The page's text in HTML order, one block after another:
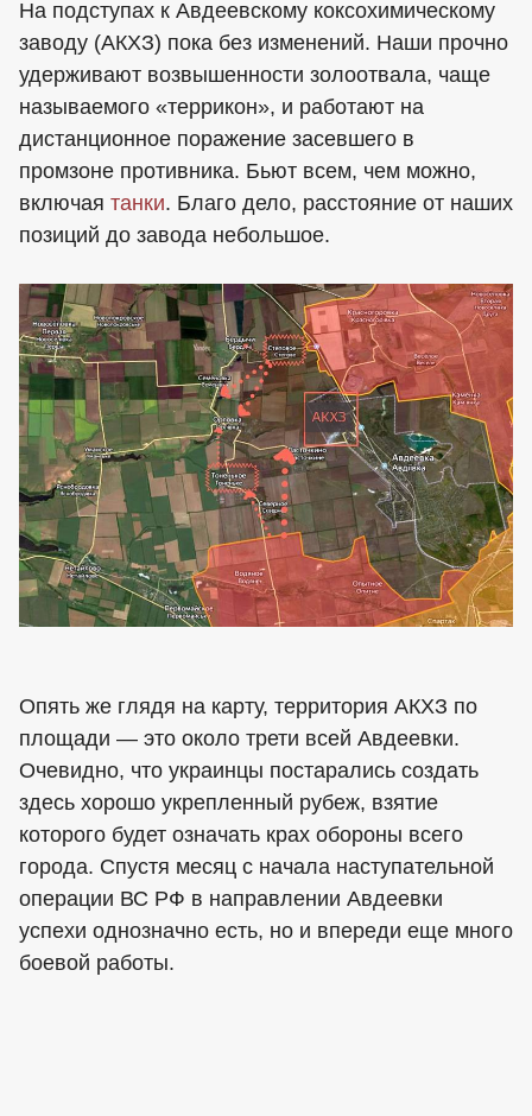
На подступах к Авдеевскому коксохимическому
заводу (АКХЗ) пока без изменений. Наши прочно
удерживают возвышенности золоотвала, чаще
называемого «террикон», и работают на
дистанционное поражение засевшего в
промзоне противника. Бьют всем, чем можно,
включая танки. Благо дело, расстояние от наших
позиций до завода небольшое.
Опять же глядя на карту, территория АКХЗ по
площади — это около трети всей Авдеевки.
Очевидно, что украинцы постарались создать
здесь хорошо укрепленный рубеж, взятие
которого будет означать крах обороны всего
города. Спустя месяц с начала наступательной
операции ВС РФ в направлении Авдеевки
успехи однозначно есть, но и впереди еще много
боевой работы.